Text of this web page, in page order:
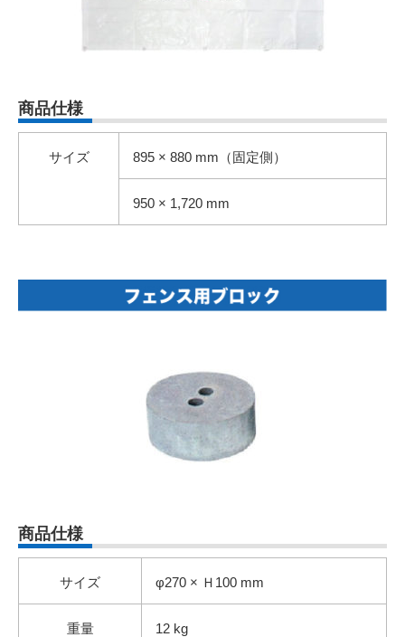
商品仕様
サイズ 895 × 880 mm（固定側）
950 × 1,720 mm
商品仕様
サイズ φ270 × Ｈ100 mm
重量 12 kg